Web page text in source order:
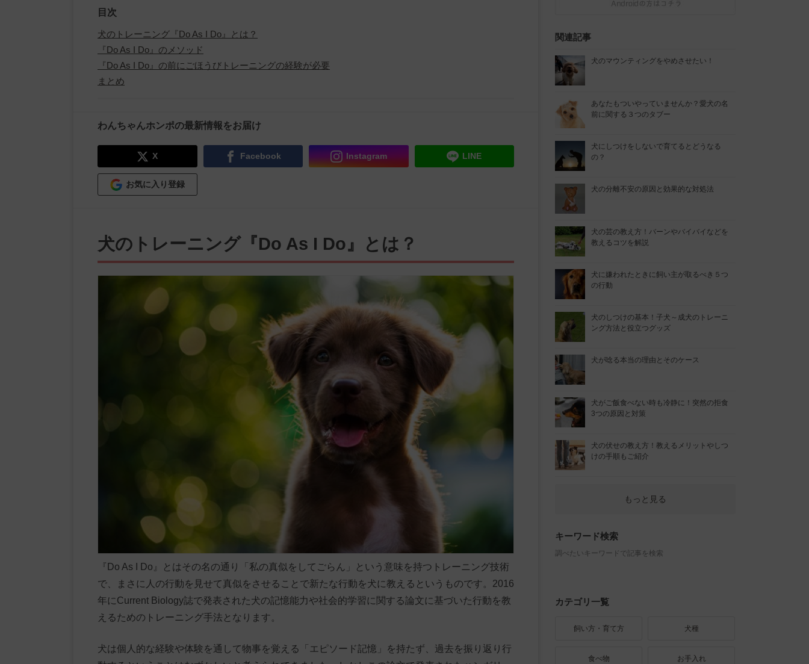
目次
犬のトレーニング『Do As I Do』とは？
『Do As I Do』のメソッド
『Do As I Do』の前にごほうびトレーニングの経験が必要
まとめ
わんちゃんホンポの最新情報をお届け
X Facebook Instagram LINE
お気に入り登録
犬のトレーニング『Do As I Do』とは？
『Do As I Do』とはその名の通り「私の真似をしてごらん」という意味を持つトレーニング技術
で、まさに人の行動を見せて真似をさせることで新たな行動を犬に教えるというものです。2016
年にCurrent Biology誌で発表された犬の記憶能力や社会的学習に関する論文に基づいた行動を教
えるためのトレーニング手法となります。
犬は個人的な経験や体験を通して物事を覚える「エピソード記憶」を持たず、過去を振り返り行
関連記事
犬のマウンティングをやめさせたい！
あなたもついやっていませんか？愛犬の名
前に関する３つのタブー
犬にしつけをしないで育てるとどうなる
の？
犬の分離不安の原因と効果的な対処法
犬の芸の教え方！バーンやバイバイなどを
教えるコツを解説
犬に嫌われたときに飼い主が取るべき５つ
の行動
犬のしつけの基本！子犬～成犬のトレーニ
ング方法と役立つグッズ
犬が唸る本当の理由とそのケース
犬がご飯食べない時も冷静に！突然の拒食
3つの原因と対策
犬の伏せの教え方！教えるメリットやしつ
けの手順もご紹介
もっと見る
キーワード検索
調べたいキーワードで記事を検索
カテゴリ一覧
飼い方・育て方 犬種
食べ物 お手入れ